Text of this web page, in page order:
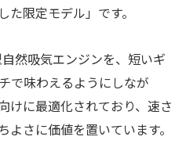
限定モデル」です。
然吸気エンジンを、短いギ
で味わえるようにしなが
けに最適化されており、速さ
さに価値を置いています。